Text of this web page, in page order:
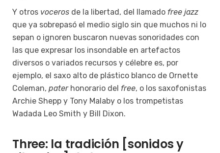
Y otros voceros de la libertad, del llamado free jazz
que ya sobrepasó el medio siglo sin que muchos ni lo
sepan o ignoren buscaron nuevas sonoridades con
las que expresar los insondable en artefactos
diversos o variados recursos y célebre es, por
ejemplo, el saxo alto de plástico blanco de Ornette
Coleman, paterhonorario del free, o los saxofonistas
Archie Shepp y Tony Malaby o los trompetistas
Wadada Leo Smith y Bill Dixon.
Three: la tradición [sonidos y